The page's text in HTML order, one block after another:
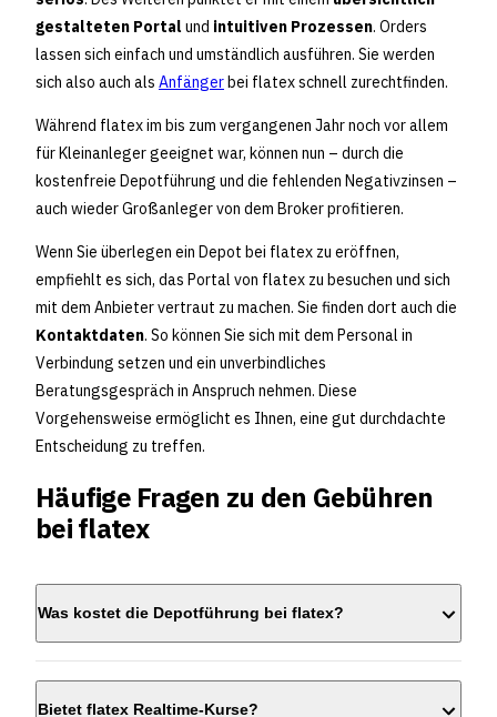
gestalteten Portal und intuitiven Prozessen. Orders
lassen sich einfach und umständlich ausführen. Sie werden
sich also auch als Anfängerbei flatex schnell zurechtfinden.
Während flatex im bis zum vergangenen Jahr noch vor allem
für Kleinanleger geeignet war, können nun – durch die
kostenfreie Depotführung und die fehlenden Negativzinsen –
auch wieder Großanleger von dem Broker profitieren.
Wenn Sie überlegen ein Depot bei flatex zu eröffnen,
empfiehlt es sich, das Portal von flatex zu besuchen und sich
mit dem Anbieter vertraut zu machen. Sie finden dort auch die
Kontaktdaten. So können Sie sich mit dem Personal in
Verbindung setzen und ein unverbindliches
Beratungsgespräch in Anspruch nehmen. Diese
Vorgehensweise ermöglicht es Ihnen, eine gut durchdachte
Entscheidung zu treffen.
Häufige Fragen zu den Gebühren
bei flatex
Was kostet die Depotführung bei flatex?
Bietet flatex Realtime-Kurse?